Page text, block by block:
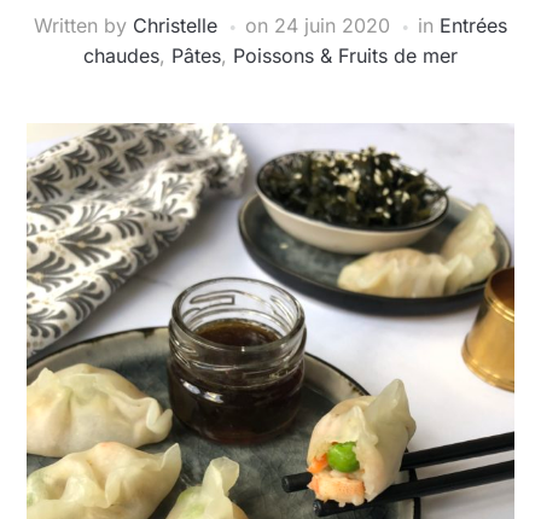
Written by Christelle on 24 juin 2020 in Entrées
chaudes, Pâtes, Poissons & Fruits de mer